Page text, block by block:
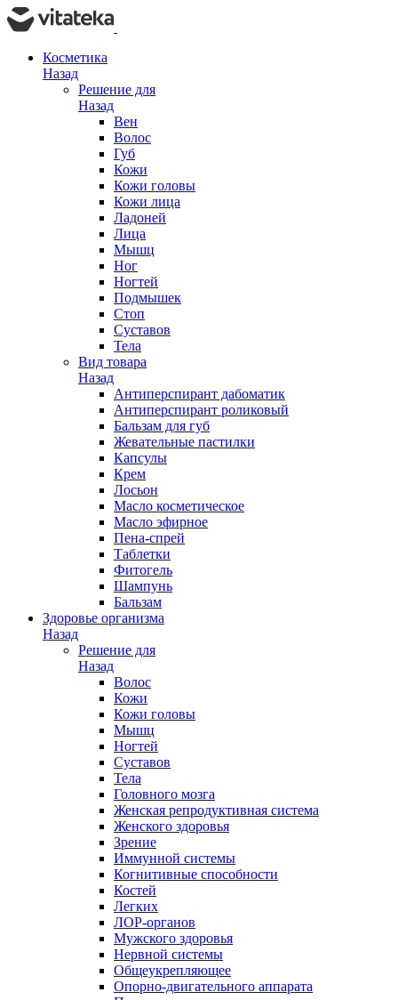
Косметика
Назад
Решение для
Назад
Вен
Волос
Губ
Кожи
Кожи головы
Кожи лица
Ладоней
Лица
Мышц
Ног
Ногтей
Подмышек
Стоп
Суставов
Тела
Вид товара
Назад
Антиперспирант дабоматик
Антиперспирант роликовый
Бальзам для губ
Жевательные пастилки
Капсулы
Крем
Лосьон
Масло косметическое
Масло эфирное
Пена-спрей
Таблетки
Фитогель
Шампунь
Бальзам
Здоровье организма
Назад
Решение для
Назад
Волос
Кожи
Кожи головы
Мышц
Ногтей
Суставов
Тела
Головного мозга
Женская репродуктивная система
Женского здоровья
Зрение
Иммунной системы
Когнитивные способности
Костей
Легких
ЛОР-органов
Мужского здоровья
Нервной системы
Общеукрепляющее
Опорно-двигательного аппарата